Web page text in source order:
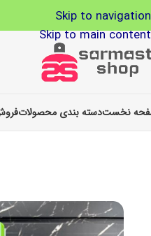
Skip to navigation
Skip to main content
نخستدسته بندی محصولات